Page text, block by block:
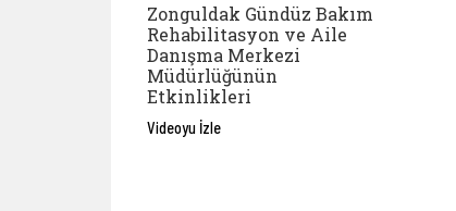
Zonguldak Gündüz Bakım
Rehabilitasyon ve Aile
Danışma Merkezi
Müdürlüğünün
Etkinlikleri
Videoyu İzle